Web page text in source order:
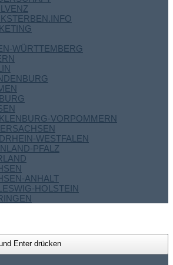
WÜRTTEMBERG
VORPOMMERN
WESTFALEN
PFALZ
ANHALT
HOLSTEIN